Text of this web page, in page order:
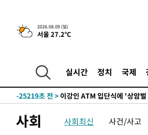
2026.08.09 (일)
서울 27.2℃
실시간 정치 국제
3시간 전 >콜롬비아 신임 우파 대통령 취임 하
-28623초 전 >
네타냐후, 트럼프의 가자 평
-25219초 전 >이강인 ATM 입단식에 '상암
-24215초 전 >태풍 돌핀, 중 저장성 타이저
-21561초 전 >
AT마드리드 데뷔 앞둔 이강
-20191초 전 >
[속보]與 강원·TK 당원투표
사회 사회최신 사건/사고